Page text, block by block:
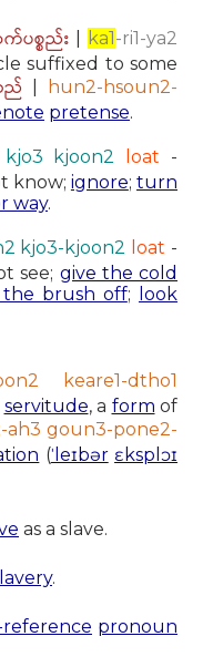
ပစ္စည်း ka1-ri1-ya2
suffixed to some
ည်
hun2-hsoun2-
pretense.
kjo3 kjoon2 loat -
know; ignore; turn
way.
kjo3-kjoon2 loat -
see; give the cold
the brush off;
look
keare1-dtho1
servitude, a form of
ah3 goun3-pone2-
(ˈleɪbər ɛksplɔɪ
as a slave.
.
reference pronoun